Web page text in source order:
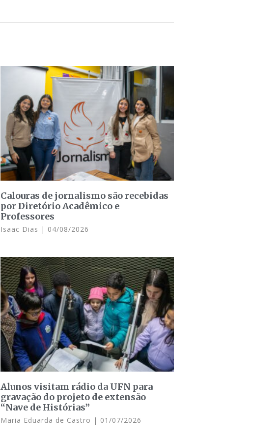
Calouras de jornalismo são recebidas
por Diretório Acadêmico e
Professores
Isaac Dias 04/08/2026
Alunos visitam rádio da UFN para
gravação do projeto de extensão
“Nave de Histórias”
Maria Eduarda de Castro 01/07/2026